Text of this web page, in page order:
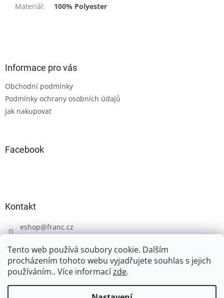
Tento web používá soubory cookie. Dalším
procházením tohoto webu vyjadřujete souhlas s jejich
používáním.. Více informacízde.
Materiál: 100% Polyester
Informace pro vás
Obchodní podmínky
Podmínky ochrany osobních údajů
Jak nakupovat
Facebook
Kontakt
eshop@franc.cz